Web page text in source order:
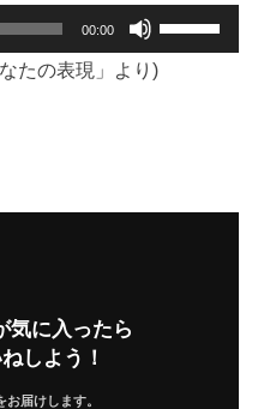
00:00
に
たの表現」より)
気に入ったら
しよう！
お届けします。